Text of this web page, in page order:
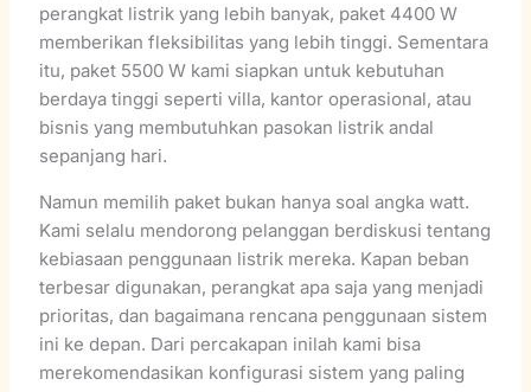
perangkat listrik yang lebih banyak, paket 4400 W
memberikan fleksibilitas yang lebih tinggi. Sementara
itu, paket 5500 W kami siapkan untuk kebutuhan
berdaya tinggi seperti villa, kantor operasional, atau
bisnis yang membutuhkan pasokan listrik andal
sepanjang hari.
Namun memilih paket bukan hanya soal angka watt.
Kami selalu mendorong pelanggan berdiskusi tentang
kebiasaan penggunaan listrik mereka. Kapan beban
terbesar digunakan, perangkat apa saja yang menjadi
prioritas, dan bagaimana rencana penggunaan sistem
ini ke depan. Dari percakapan inilah kami bisa
merekomendasikan konfigurasi sistem yang paling